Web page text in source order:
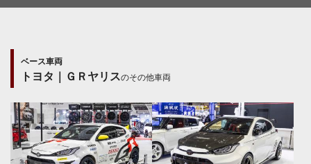
ベース車両
トヨタ｜ＧＲヤリスのその他車両